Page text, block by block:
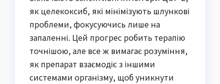
як целекоксиб, які мінімізують шлункові
проблеми, фокусуючись лише на
запаленні. Цей прогрес робить терапію
точнішою, але все ж вимагає розуміння,
як препарат взаємодіє з іншими
системами організму, щоб уникнути